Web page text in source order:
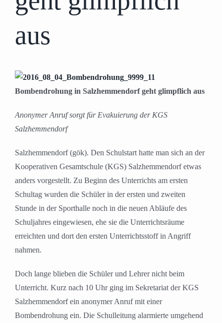
aus
Bombendrohung in Salzhemmendorf geht glimpflich aus
Anonymer Anruf sorgt für Evakuierung der KGS
Salzhemmendorf
Salzhemmendorf (gök). Den Schulstart hatte man sich an der
Kooperativen Gesamtschule (KGS) Salzhemmendorf etwas
anders vorgestellt. Zu Beginn des Unterrichts am ersten
Schultag wurden die Schüler in der ersten und zweiten
Stunde in der Sporthalle noch in die neuen Abläufe des
Schuljahres eingewiesen, ehe sie die Unterrichtsräume
erreichten und dort den ersten Unterrichtsstoff in Angriff
nahmen.
Doch lange blieben die Schüler und Lehrer nicht beim
Unterricht. Kurz nach 10 Uhr ging im Sekretariat der KGS
Salzhemmendorf ein anonymer Anruf mit einer
Bombendrohung ein. Die Schulleitung alarmierte umgehend